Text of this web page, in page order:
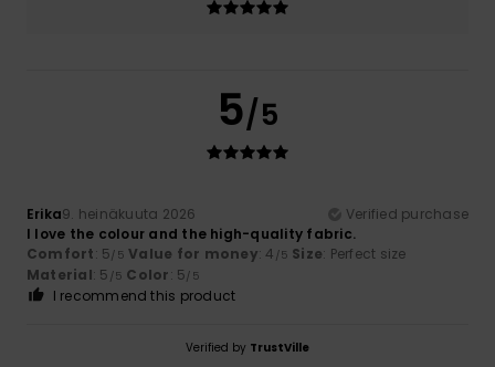
5/5
Erika9. heinäkuuta 2026
Verified purchase
I love the colour and the high-quality fabric.
Comfort: 5/5 Value for money: 4 /5 Size: Perfect size
Material: 5 /5 Color: 5/5
I recommend this product
Verified by TrustVille